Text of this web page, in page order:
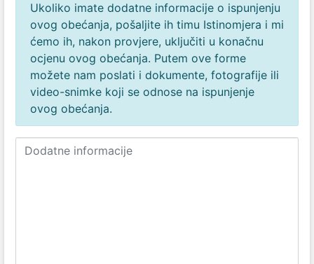
Ukoliko imate dodatne informacije o ispunjenju
ovog obećanja, pošaljite ih timu Istinomjera i mi
ćemo ih, nakon provjere, uključiti u konačnu
ocjenu ovog obećanja. Putem ove forme
možete nam poslati i dokumente, fotografije ili
video-snimke koji se odnose na ispunjenje
ovog obećanja.